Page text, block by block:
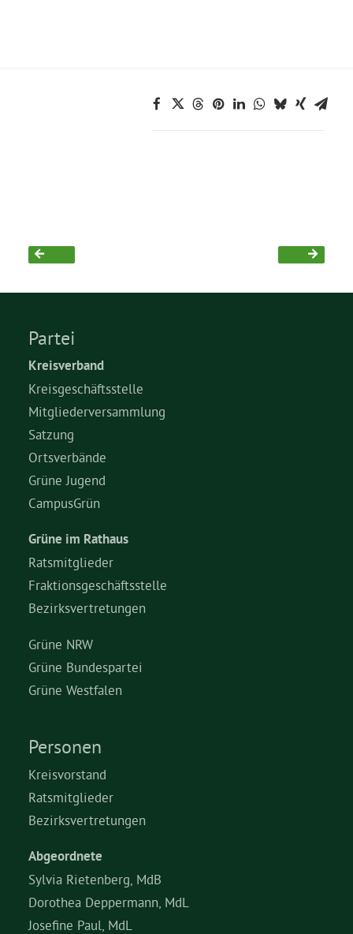
Aktiv werden
Termine
Arbeitsgruppen
Mitglied werden
Kommunalpolitik
Engagement-Sprechstunde
CampusGrün
Aktuelles
Termine
Kontakt
Partei
Kreisverband
Kreisgeschäftsstelle
Mitgliederversammlung
Satzung
Ortsverbände
Grüne Jugend
CampusGrün
Grüne im Rathaus
Ratsmitglieder
Fraktionsgeschäftsstelle
Bezirksvertretungen
Grüne NRW
Grüne Bundespartei
Grüne Westfalen
Personen
Kreisvorstand
Ratsmitglieder
Bezirksvertretungen
Abgeordnete
Sylvia Rietenberg, MdB
Dorothea Deppermann, MdL
Josefine Paul, MdL